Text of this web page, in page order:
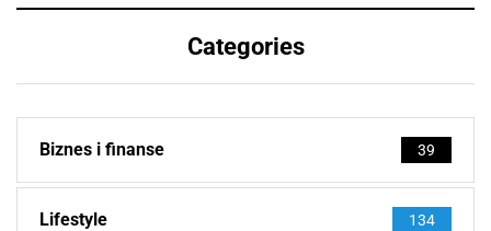
Categories
Biznes i finanse 39
Lifestyle 134